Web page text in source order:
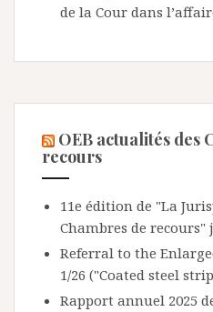
de la Cour dans
OEB actualités des
recours
11e édition de "La
Chambres de recours"
Referral to the
1/26 ("Coated steel
Rapport annuel 2025